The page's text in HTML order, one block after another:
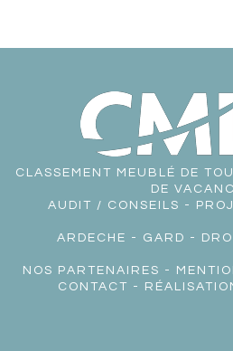
CLASSEMENT MEUBLÉ DE
DE
AUDIT / CONSEILS -
ARDECHE - GARD -
NOS PARTENAIRES -
CONTACT -